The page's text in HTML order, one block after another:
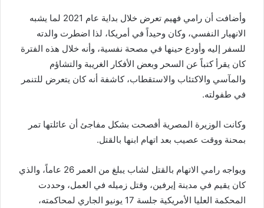
وأضافت أن رامي فهيم تعرض خلال بداية عام 2021 لما يشبه
الانهيار النفسي، وكان وحيداً في أمريكا، لذا اضطرت والدته
للسفر إليه وأودع حينها في مصحة نفسية، وأنه خلال هذه الفترة
كان يقرأ كتباً عن السحر وبعض الأفكار الغريبة والتشاؤم
والمآسي والاكتئاب والاستقطاب، كاشفة أنه كان يتعرض للتنمر
في طفولته.
وكانت الوزيرة المصرية أفصحت بشكل مفاجئ أن عائلتها تمر
بمحنة ووقت عصيب بعد اتهام ابنها بالقتل.
ويواجه رامي الاتهام بالقتل لشاب يبلغ من العمر 26 عاماً، والذي
كان يقيم في مدينة إيرفين، وقتل زميله في العمل، وحددت
المحكمة العليا الأمريكية جلسة 17 يونيو الجاري لمحاكمته،